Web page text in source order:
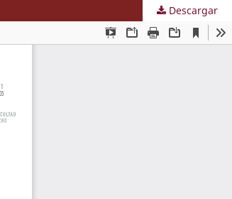
Descargar